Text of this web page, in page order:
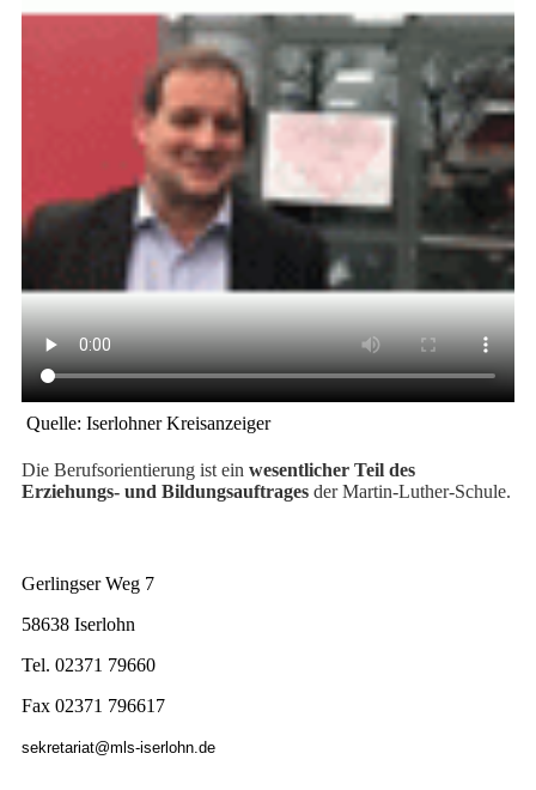
Quelle: Iserlohner Kreisanzeiger
Die Berufsorientierung ist ein wesentlicher Teil des
Erziehungs- und Bildungsauftragesder Martin-Luther-Schule.
Gerlingser Weg 7
58638 Iserlohn
Tel. 02371 79660
Fax 02371 796617
sekretariat@mls-iserlohn.de